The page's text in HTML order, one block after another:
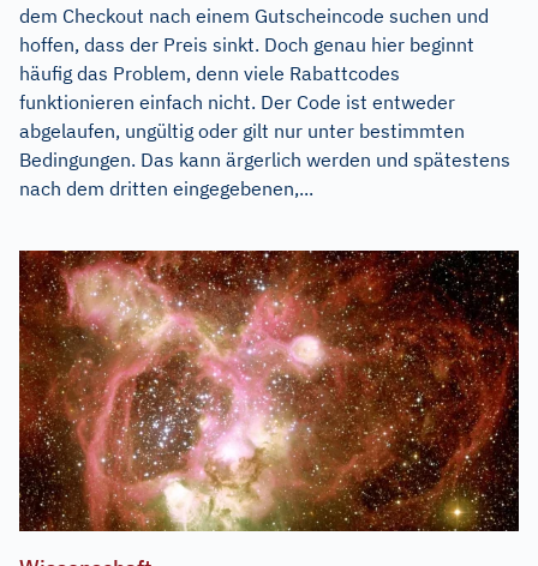
dem Checkout nach einem Gutscheincode suchen und
hoffen, dass der Preis sinkt. Doch genau hier beginnt
häufig das Problem, denn viele Rabattcodes
funktionieren einfach nicht. Der Code ist entweder
abgelaufen, ungültig oder gilt nur unter bestimmten
Bedingungen. Das kann ärgerlich werden und spätestens
nach dem dritten eingegebenen,...